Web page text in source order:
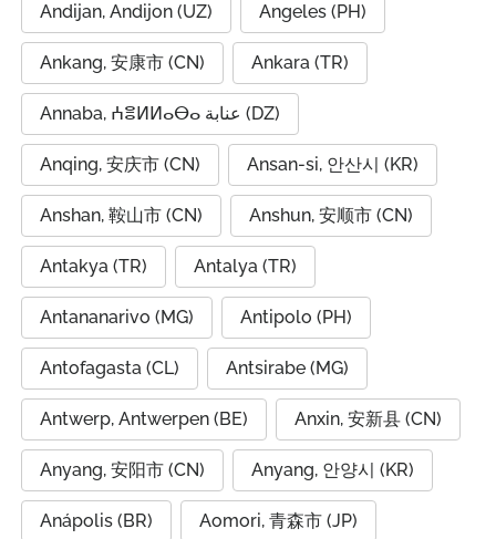
Andijan, Andijon (UZ) Angeles (PH)
Ankang, 安康市 (CN) Ankara (TR)
Annaba, ⵄⴻⵍⵍⴰⴱⴰ عنابة (DZ)
Anqing, 安庆市 (CN) Ansan-si, 안산시 (KR)
Anshan, 鞍山市 (CN) Anshun, 安顺市 (CN)
Antakya (TR) Antalya (TR)
Antananarivo (MG) Antipolo (PH)
Antofagasta (CL) Antsirabe (MG)
Antwerp, Antwerpen (BE) Anxin, 安新县 (CN)
Anyang, 安阳市 (CN) Anyang, 안양시 (KR)
Anápolis (BR) Aomori, 青森市 (JP)